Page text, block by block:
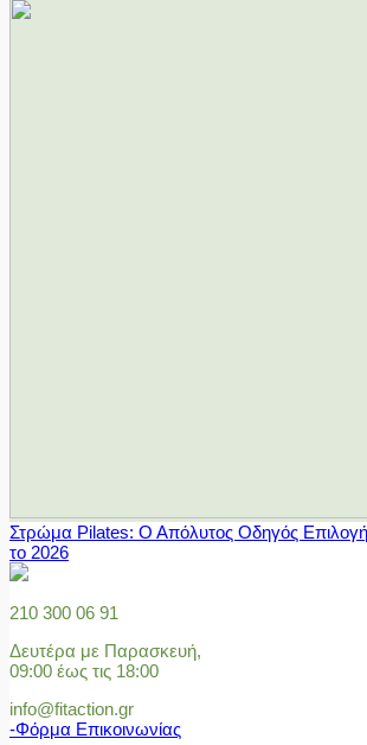
Στρώμα Pilates: Ο Απόλυτος Οδηγός
το 2026
210 300 06 91
Δευτέρα με Παρασκευή,
09:00 έως τις 18:00
info@fitaction.gr
-Φόρμα Επικοινωνίας